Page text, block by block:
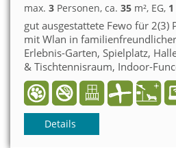
max. 3 Personen, ca. 35 m², EG, 1
gut ausgestattete Fewo für 2(3)
mit Wlan in
Erlebnis-Garten, Spielplatz,
& Tischtennisraum, Indoor-
Lage am Stryckpark Nähe
Freizeiteinrichtungen
Details